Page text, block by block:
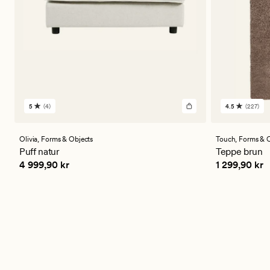
4
en
gjennomsnittlig
vurdering
på
5 (4)
Olivia, Forms & Objects
Puff natur
Pris 4 999,90 kr
4 999,90 kr
227
en
vurdering
på
4.5 (227)
Touch, Forms &
Teppe brun
Pris 1 299,90
1 299,90 kr